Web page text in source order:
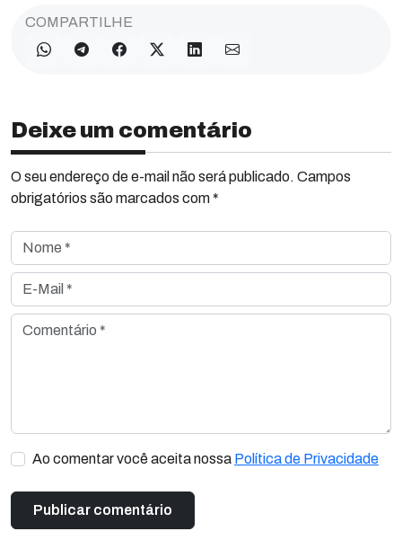
COMPARTILHE
Deixe um comentário
O seu endereço de e-mail não será publicado. Campos
obrigatórios são marcados com *
Nome *
E-Mail *
Comentário *
Ao comentar você aceita nossa Política de Privacidade